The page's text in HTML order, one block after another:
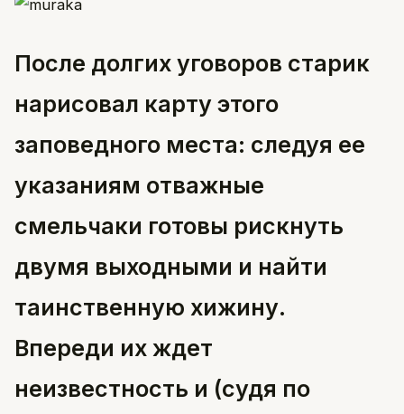
После долгих уговоров старик
нарисовал карту этого
заповедного места: следуя ее
указаниям отважные
смельчаки готовы рискнуть
двумя выходными и найти
таинственную хижину.
Впереди их ждет
неизвестность и (судя по